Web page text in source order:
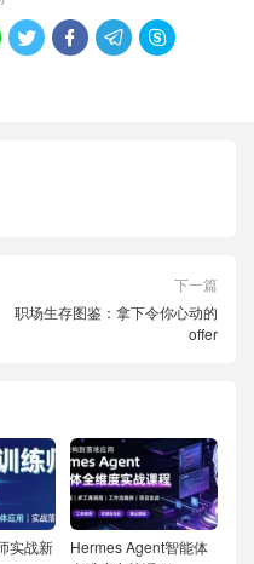
   
下一篇
职场生存图鉴：拿下令你心动的
offer
实战新
Hermes Agent智能体